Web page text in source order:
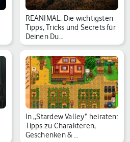
REANIMAL: Die wichtigsten
Tipps, Tricks und Secrets für
Deinen Du…
In „Stardew Valley“ heiraten:
Tipps zu Charakteren,
Geschenken & …